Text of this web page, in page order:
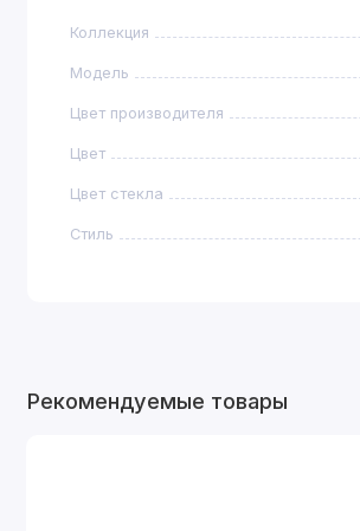
Коллекция
Модель
Цвет производителя
Цвет
Цвет стекла
Стиль
Рекомендуемые товары